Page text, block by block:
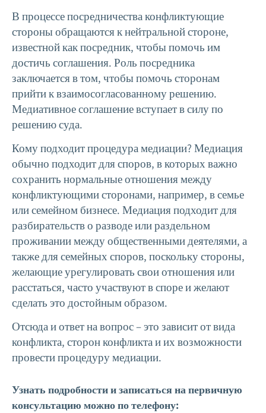
В процессе посредничества конфликтующие
стороны обращаются к нейтральной стороне,
известной как посредник, чтобы помочь им
достичь соглашения. Роль посредника
заключается в том, чтобы помочь сторонам
прийти к взаимосогласованному решению.
Медиативное соглашение вступает в силу по
решению суда.
Кому подходит процедура медиации? Медиация
обычно подходит для споров, в которых важно
сохранить нормальные отношения между
конфликтующими сторонами, например, в семье
или семейном бизнесе. Медиация подходит для
разбирательств о разводе или раздельном
проживании между общественными деятелями, а
также для семейных споров, поскольку стороны,
желающие урегулировать свои отношения или
расстаться, часто участвуют в споре и желают
сделать это достойным образом.
Отсюда и ответ на вопрос – это зависит от вида
конфликта, сторон конфликта и их возможности
провести процедуру медиации.
Узнать подробности и записаться на первичную
консультацию можно по телефону: